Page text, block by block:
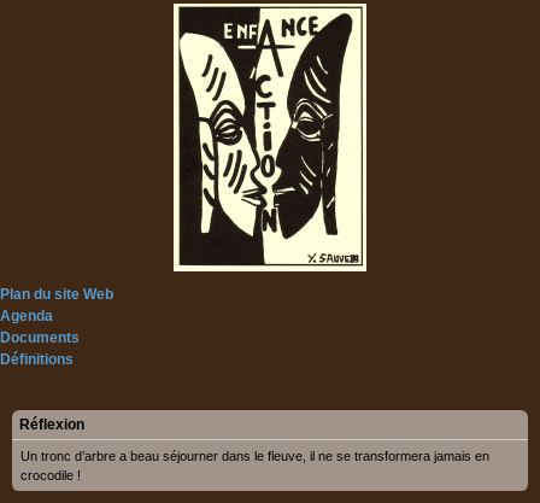
Plan du site Web
Agenda
Documents
Définitions
Réflexion
Un tronc d’arbre a beau séjourner dans le fleuve, il ne se transformera jamais en
crocodile !